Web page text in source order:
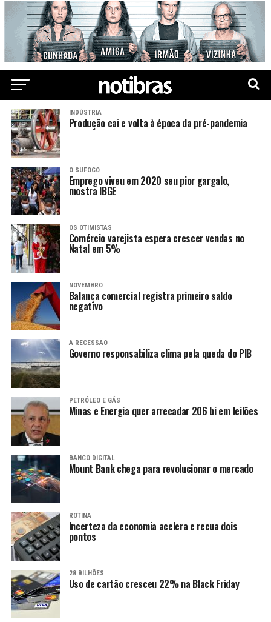
INDÚSTRIA
Produção cai e volta à época da pré-pandemia
O SUFOCO
Emprego viveu em 2020 seu pior gargalo,
mostra IBGE
OS OTIMISTAS
Comércio varejista espera crescer vendas no
Natal em 5%
NOVEMBRO
Balança comercial registra primeiro saldo
negativo
A RECESSÃO
Governo responsabiliza clima pela queda do PIB
PETRÓLEO E GÁS
Minas e Energia quer arrecadar 206 bi em leilões
BANCO DIGITAL
Mount Bank chega para revolucionar o mercado
ROTINA
Incerteza da economia acelera e recua dois
pontos
28 BILHÕES
Uso de cartão cresceu 22% na Black Friday